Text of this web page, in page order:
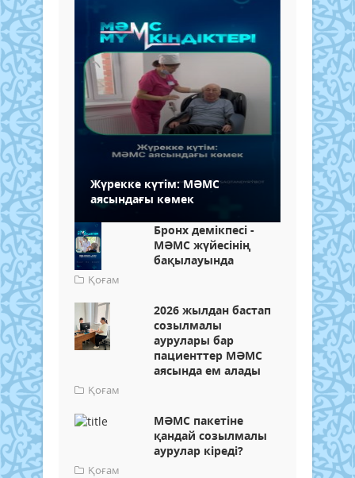
Жүрекке күтім: МӘМС
аясындағы көмек
Бронх демікпесі -
МӘМС жүйесінің
бақылауында
Қоғам
2026 жылдан бастап
созылмалы
аурулары бар
пациенттер МӘМС
аясында ем алады
Қоғам
МӘМС пакетіне
қандай созылмалы
аурулар кіреді?
Қоғам